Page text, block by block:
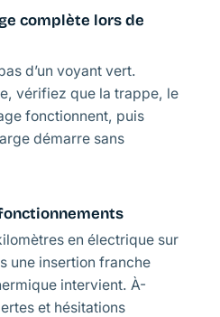
complète lors de
d’un voyant vert.
vérifiez que la trappe, le
fonctionnent, puis
démarre sans
en électrique sur
une insertion franche
intervient. À-
et hésitations